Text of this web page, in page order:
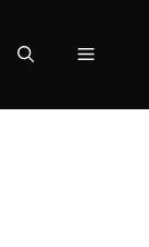
Menu